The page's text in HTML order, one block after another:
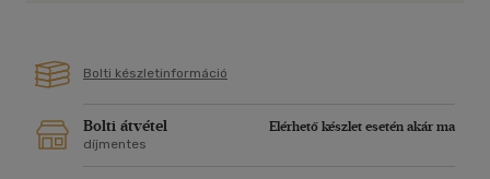
"Magával ragadó." - Claire Douglas, Sunday Times
Bolti készletinformáció
Bolti átvétel
Elérhető készlet esetén akár ma
díjmentes